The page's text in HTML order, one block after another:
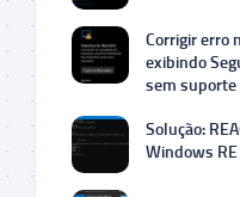
Corrigir erro
exibindo
sem suporte
Solução:
Windows